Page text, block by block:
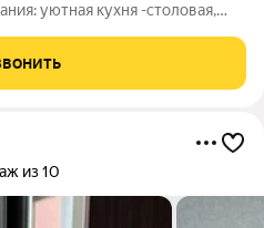
уютная кухня -столовая,
набережная, эспланада,
из 10